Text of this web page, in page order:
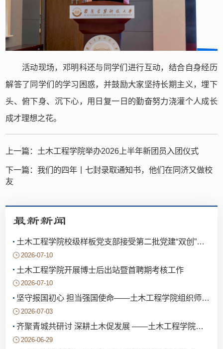
活动现场，邓明科还与同学们进行互动，结合自身经历
解答了同学们的学习困惑，并鼓励大家坚持长期主义，埋下
头、俯下身、沉下心，用日复一日的勤奋努力浇灌个人成长
成才理想之花。
上一篇： 土木工程学院举办2026上半年新团员入团仪式
下一篇：我们的四年丨七封录取通知书，他们在同济又做校
友
最新新闻
土木工程学院校级样板党支部接受第二批党建“双创”评估验收
2026-07-10
土木工程学院开展博士后出站暨首聘期考核工作
2026-07-10
坚守报国初心 担当强国使命——土木工程学院组织师生集中收看庆祝中国共产党成立105周年大会直播
2026-07-03
齐聚青城共研讨 深耕土木促发展 ——土木工程学院参加第二十三届中国西部高校土木工程学院（系）院长（主任）工作研讨会
2026-06-29